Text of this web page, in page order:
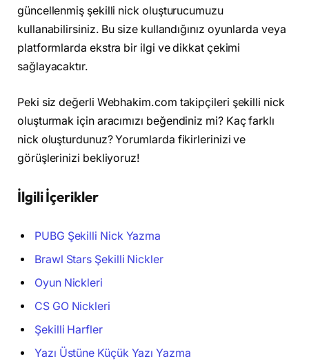
güncellenmiş şekilli nick oluşturucumuzu
kullanabilirsiniz. Bu size kullandığınız oyunlarda veya
platformlarda ekstra bir ilgi ve dikkat çekimi
sağlayacaktır.
Peki siz değerli Webhakim.com takipçileri şekilli nick
oluşturmak için aracımızı beğendiniz mi? Kaç farklı
nick oluşturdunuz? Yorumlarda fikirlerinizi ve
görüşlerinizi bekliyoruz!
İlgili İçerikler
PUBG Şekilli Nick Yazma
Brawl Stars Şekilli Nickler
Oyun Nickleri
CS GO Nickleri
Şekilli Harfler
Yazı Üstüne Küçük Yazı Yazma